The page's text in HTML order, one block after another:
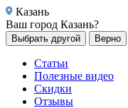
Казань
Ваш город Казань?
Выбрать другой Верно
Статьи
Полезные видео
Скидки
Отзывы